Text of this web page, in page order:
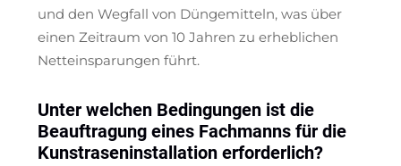
und den Wegfall von Düngemitteln, was über
einen Zeitraum von 10 Jahren zu erheblichen
Netteinsparungen führt.
Unter welchen Bedingungen ist die
Beauftragung eines Fachmanns für die
Kunstraseninstallation erforderlich?